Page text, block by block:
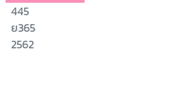
445
ย365
2562